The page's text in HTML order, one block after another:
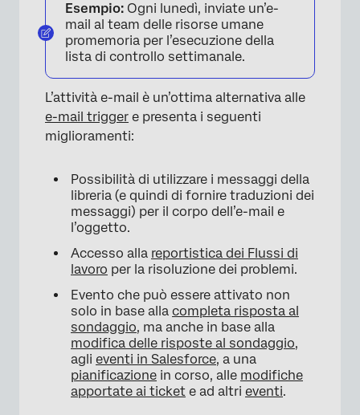
Esempio: Ogni lunedì, inviate un’e-
mail al team delle risorse umane
promemoria per l’esecuzione della
lista di controllo settimanale.
L’attività e-mail è un’ottima alternativa alle
e-mail trigger e presenta i seguenti
miglioramenti:
Possibilità di utilizzare i messaggi della
libreria (e quindi di fornire traduzioni dei
messaggi) per il corpo dell’e-mail e
l’oggetto.
Accesso alla reportistica dei Flussi di
lavoro per la risoluzione dei problemi.
Evento che può essere attivato non
solo in base alla completa risposta al
sondaggio, ma anche in base alla
modifica delle risposte al sondaggio,
agli eventi in Salesforce, a una
pianificazione in corso, alle modifiche
apportate ai ticket e ad altri eventi.